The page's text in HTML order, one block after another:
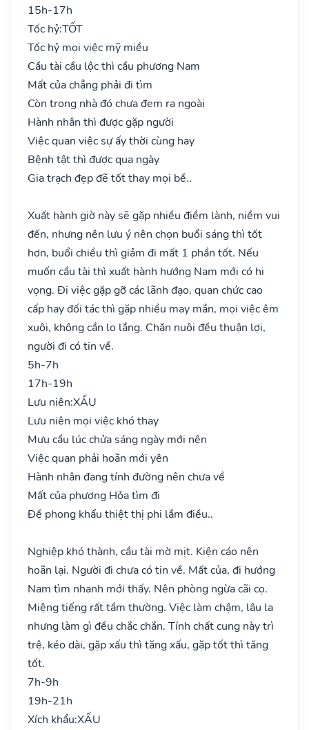
15h-17h
Tốc hỷ:TỐT
Tốc hỷ mọi việc mỹ miều
Cầu tài cầu lộc thì cầu phương Nam
Mất của chẳng phải đi tìm
Còn trong nhà đó chưa đem ra ngoài
Hành nhân thì được gặp người
Việc quan việc sự ấy thời cùng hay
Bệnh tật thì được qua ngày
Gia trạch đẹp đẽ tốt thay mọi bề..
Xuất hành giờ này sẽ gặp nhiều điềm lành, niềm vui
đến, nhưng nên lưu ý nên chọn buổi sáng thì tốt
hơn, buổi chiều thì giảm đi mất 1 phần tốt. Nếu
muốn cầu tài thì xuất hành hướng Nam mới có hi
vọng. Đi việc gặp gỡ các lãnh đạo, quan chức cao
cấp hay đối tác thì gặp nhiều may mắn, mọi việc êm
xuôi, không cần lo lắng. Chăn nuôi đều thuận lợi,
người đi có tin về.
5h-7h
17h-19h
Lưu niên:XẤU
Lưu niên mọi việc khó thay
Mưu cầu lúc chửa sáng ngày mới nên
Việc quan phải hoãn mới yên
Hành nhân đang tính đường nên chưa về
Mất của phương Hỏa tìm đi
Đề phong khẩu thiệt thị phi lắm điều..
Nghiệp khó thành, cầu tài mờ mịt. Kiện cáo nên
hoãn lại. Người đi chưa có tin về. Mất của, đi hướng
Nam tìm nhanh mới thấy. Nên phòng ngừa cãi cọ.
Miệng tiếng rất tầm thường. Việc làm chậm, lâu la
nhưng làm gì đều chắc chắn. Tính chất cung này trì
trệ, kéo dài, gặp xấu thì tăng xấu, gặp tốt thì tăng
tốt.
7h-9h
19h-21h
Xích khẩu:XẤU